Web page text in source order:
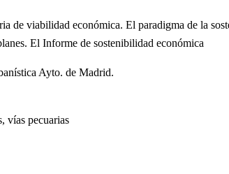
de viabilidad económica. El paradigma de la
El Informe de sostenibilidad económica
Ayto. de Madrid.
vías pecuarias